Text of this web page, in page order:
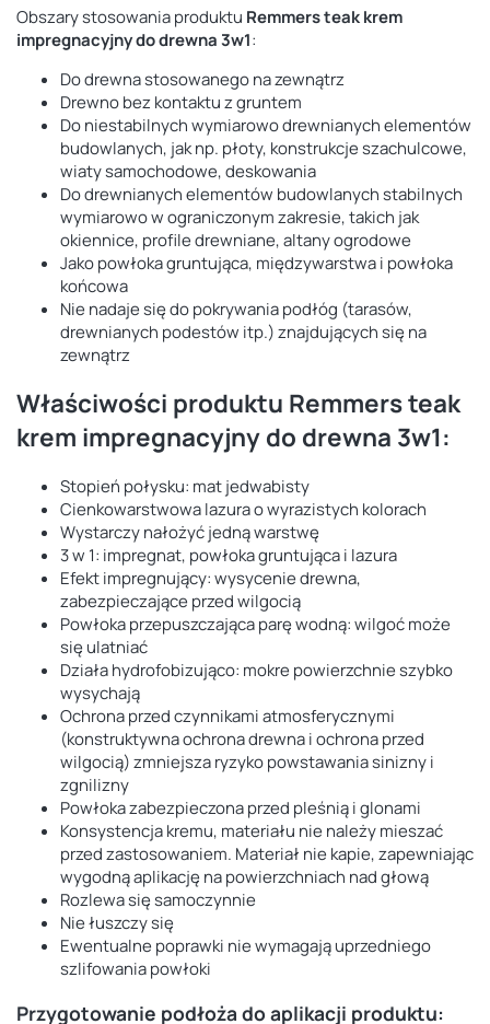
Obszary stosowania produktu Remmers teak krem
impregnacyjny do drewna 3w1:
Do drewna stosowanego na zewnątrz
Drewno bez kontaktu z gruntem
Do niestabilnych wymiarowo drewnianych elementów
budowlanych, jak np. płoty, konstrukcje szachulcowe,
wiaty samochodowe, deskowania
Do drewnianych elementów budowlanych stabilnych
wymiarowo w ograniczonym zakresie, takich jak
okiennice, profile drewniane, altany ogrodowe
Jako powłoka gruntująca, międzywarstwa i powłoka
końcowa
Nie nadaje się do pokrywania podłóg (tarasów,
drewnianych podestów itp.) znajdujących się na
zewnątrz
Właściwości produktu Remmers teak
krem impregnacyjny do drewna 3w1:
Stopień połysku: mat jedwabisty
Cienkowarstwowa lazura o wyrazistych kolorach
Wystarczy nałożyć jedną warstwę
3 w 1: impregnat, powłoka gruntująca i lazura
Efekt impregnujący: wysycenie drewna,
zabezpieczające przed wilgocią
Powłoka przepuszczająca parę wodną: wilgoć może
się ulatniać
Działa hydrofobizująco: mokre powierzchnie szybko
wysychają
Ochrona przed czynnikami atmosferycznymi
(konstruktywna ochrona drewna i ochrona przed
wilgocią) zmniejsza ryzyko powstawania sinizny i
zgnilizny
Powłoka zabezpieczona przed pleśnią i glonami
Konsystencja kremu, materiału nie należy mieszać
przed zastosowaniem. Materiał nie kapie, zapewniając
wygodną aplikację na powierzchniach nad głową
Rozlewa się samoczynnie
Nie łuszczy się
Ewentualne poprawki nie wymagają uprzedniego
szlifowania powłoki
Przygotowanie podłoża do aplikacji produktu: